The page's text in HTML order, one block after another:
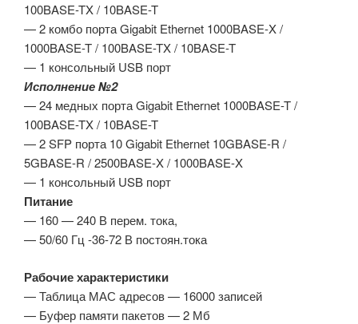
100BASE-TX / 10BASE-T
— 2 комбо порта Gigabit Ethernet 1000BASE-X /
1000BASE-T / 100BASE-TX / 10BASE-T
— 1 консольный USB порт
Исполнение №2
— 24 медных порта Gigabit Ethernet 1000BASE-T /
100BASE-TX / 10BASE-T
— 2 SFP порта 10 Gigabit Ethernet 10GBASE-R /
5GBASE-R / 2500BASE-X / 1000BASE-X
— 1 консольный USB порт
Питание
— 160 — 240 В перем. тока,
— 50/60 Гц -36-72 В постоян.тока
Рабочие характеристики
— Таблица МАС адресов — 16000 записей
— Буфер памяти пакетов — 2 Мб